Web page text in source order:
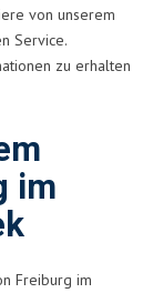
von unserem
Service.
zu erhalten
im
Freiburg im